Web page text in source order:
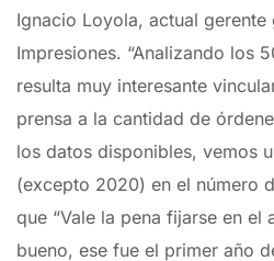
Ignacio Loyola, actual gerente
Impresiones. “Analizando los
resulta muy interesante
prensa a la cantidad de
los datos disponibles, vemos
(excepto 2020) en el número
que “Vale la pena fijarse en el
bueno, ese fue el primer año